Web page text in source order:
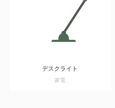
デスクライト
家電